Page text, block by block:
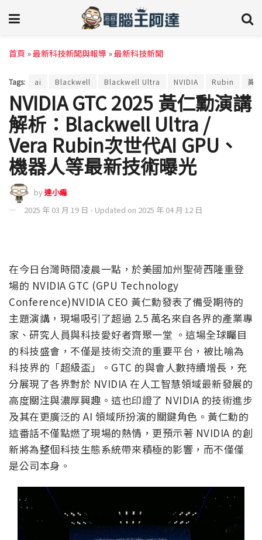
首頁 »最新科技新聞與報導 »最新科技新聞
Tags: ai Blackwell Blackwell Ultra NVIDIA Rubin 黃
NVIDIA GTC 2025 黃仁勳演講
解析：Blackwell Ultra /
Vera Rubin次世代AI GPU、
機器人等最新技術曝光
by達小編
2025 年 03 月 19 日 - Updated on 2025 年 04 月 12 日
在今日台灣時間凌晨一點，於美國加州聖荷西隆重登
場的 NVIDIA GTC (GPU Technology
Conference)NVIDIA CEO 黃仁勳發表了備受期待的
主題演講，現場吸引了超過 2.5 萬名來自各界的產業專
家、研究人員與科技愛好者齊聚一堂 。這場全球矚目
的科技盛會，不僅是技術交流的重要平台，被比喻為
科技界的「超級盃」。GTC 的與會人數持續增長，充
分展現了各界對於 NVIDIA 在人工智慧領域最新發展的
高度關注與濃厚興趣。這也印證了 NVIDIA 的技術進步
及其在更廣泛的 AI 領域所扮演的關鍵角色。黃仁勳的
這番話不僅點燃了現場的熱情，更預示著 NVIDIA 的創
新將為整個科技生態系統帶來積極的影響，而不僅僅
是公司本身。